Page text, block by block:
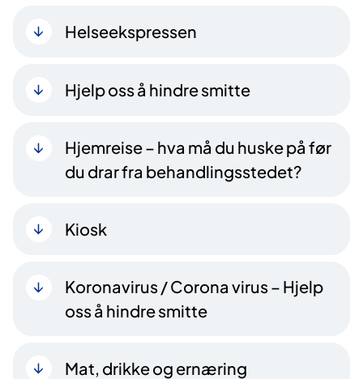
Helseekspressen
Hjelp oss å hindre smitte
Hjemreise – hva må du huske på før
du drar fra behandlingsstedet?
Kiosk
Koronavirus / Corona virus – Hjelp
oss å hindre smitte
Mat, drikke og ernæring